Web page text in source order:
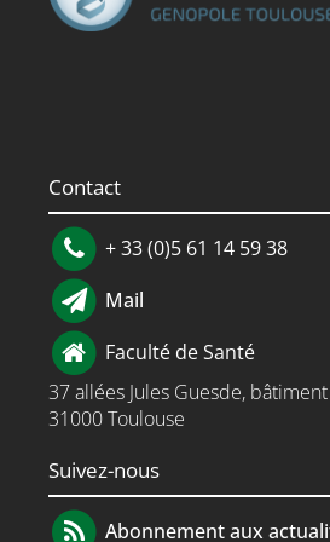
Contact
+ 33 (0)5 61 14 59 38
Mail
Faculté de Santé
37 allées Jules Guesde,
31000 Toulouse
Suivez-nous
Abonnement aux